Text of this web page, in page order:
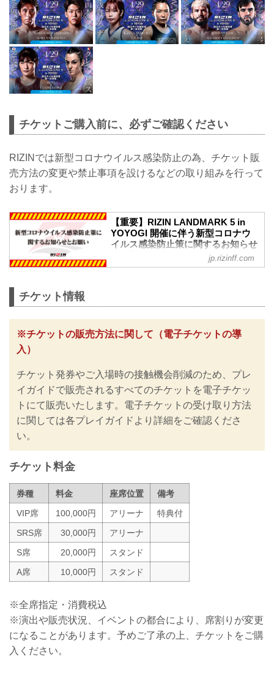
チケットご購入前に、必ずご確認ください
RIZINでは新型コロナウイルス感染防止の為、チケット販
売方法の変更や禁止事項を設けるなどの取り組みを行って
おります。
【重要】RIZIN LANDMARK 5 in
YOYOGI 開催に伴う新型コロナウ
イルス感染防止策に関するお知らせ
とお願い - RIZIN FIGHTING
FEDERATION オフィシャルサイト
新型コロナ対策としてのマスクの着用に
ついて、政府は、3月13日から屋内・屋外
を問わず個人の判断に委ねる方針を決定
しました。
を見直し、更新いたしましたのでお知ら
せいたします。
※なおこれらの内容は、今後の政府や各
自治体等の発表や要請に基づき、大会の
実施・運用方法や座席に関して変更が発
jp.rizinff.com
チケット情報
※チケットの販売方法に関して（電子チケットの導
入）
チケット発券やご入場時の接触機会削減のため、プレ
イガイドで販売されるすべてのチケットを電子チケッ
トにて販売いたします。電子チケットの受け取り方法
に関しては各プレイガイドより詳細をご確認くださ
い。
チケット料金
券種 料金 座席位置
備考
VIP席
100,000円 アリーナ
特典付
SRS席
30,000円
アリーナ
S席
20,000円
スタンド
A席
10,000円 スタンド
※全席指定・消費税込
※演出や販売状況、イベントの都合により、席割りが変更
になることがあります。予めご了承の上、チケットをご購
入ください。